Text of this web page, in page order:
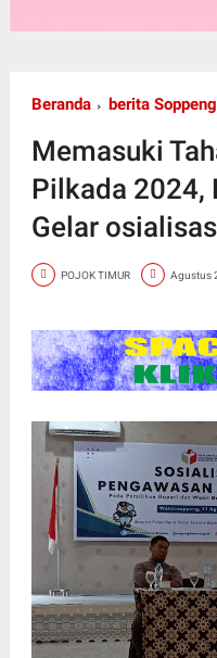
Beranda berita Soppeng
Memasuki
Pilkada 2024,
Gelar
POJOK TIMUR Agustus